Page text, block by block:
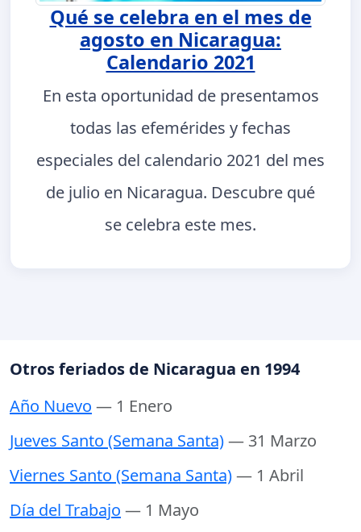
Qué se celebra en el mes de
agosto en Nicaragua:
Calendario 2021
En esta oportunidad de presentamos
todas las efemérides y fechas
especiales del calendario 2021 del mes
de julio en Nicaragua. Descubre qué
se celebra este mes.
Otros feriados de Nicaragua en 1994
Año Nuevo — 1 Enero
Jueves Santo (Semana Santa)— 31 Marzo
Viernes Santo (Semana Santa)— 1 Abril
Día del Trabajo — 1 Mayo